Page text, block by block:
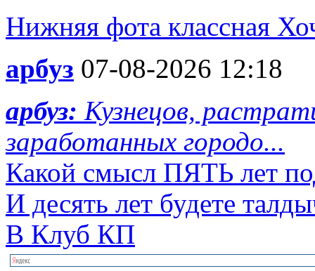
Нижняя фота классная
арбуз 07-08-2026 12:18
арбуз: Кузнецов,
заработанных городо...
Какой смысл ПЯТЬ лет
И десять лет будете
В Клуб КП